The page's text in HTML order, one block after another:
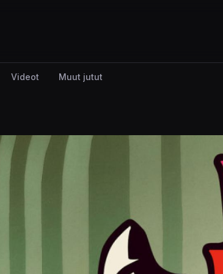
Videot Muut jutut